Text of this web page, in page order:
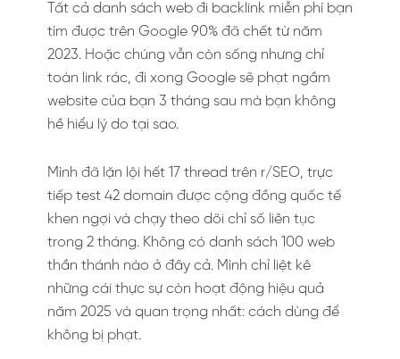
Tất cả danh sách web đi backlink miễn phí bạn
tìm được trên Google 90% đã chết từ năm
2023. Hoặc chúng vẫn còn sống nhưng chỉ
toàn link rác, đi xong Google sẽ phạt ngầm
website của bạn 3 tháng sau mà bạn không
hề hiểu lý do tại sao.
Mình đã lặn lội hết 17 thread trên r/SEO, trực
tiếp test 42 domain được cộng đồng quốc tế
khen ngợi và chạy theo dõi chỉ số liên tục
trong 2 tháng. Không có danh sách 100 web
thần thánh nào ở đây cả. Mình chỉ liệt kê
những cái thực sự còn hoạt động hiệu quả
năm 2025 và quan trọng nhất: cách dùng để
không bị phạt.